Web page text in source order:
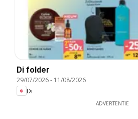
Di folder
29/07/2026- 11/08/2026
Di
ADVERTENTIE